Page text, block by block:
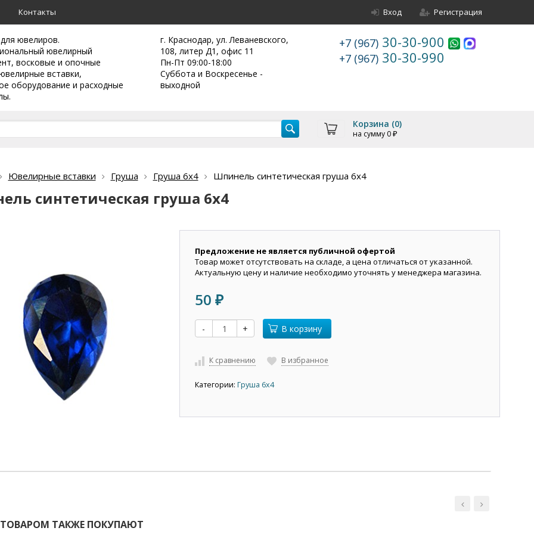
Контакты Вход Регистрация
ювелиров.
ювелирный
восковые и опочные
вставки,
оборудование и расходные
г. Краснодар, ул. Леваневского,
108, литер Д1, офис 11
Пн-Пт 09:00-18:00
Суббота и Воскресенье -
выходной
+7 (967) 30-30-900
+7 (967) 30-30-990
Корзина (0)
на сумму 0 ₽
Ювелирные вставки Груша Груша 6х4 Шпинель синтетическая груша 6х4
синтетическая груша 6х4
Предложение не является публичной офертой
Товар может отсутствовать на складе, а цена отличаться от указанной.
Актуальную цену и наличие необходимо уточнять у менеджера магазина.
50 ₽
- + В корзину
К сравнению В избранное
Категории: Груша 6х4
ТАКЖЕ ПОКУПАЮТ